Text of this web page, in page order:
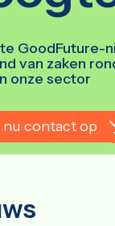
GoodFuture-
van zaken
onze sector
nu contact op